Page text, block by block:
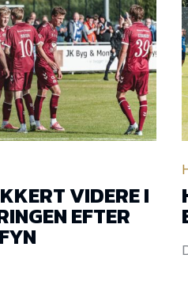
VIDERE I
EFTER